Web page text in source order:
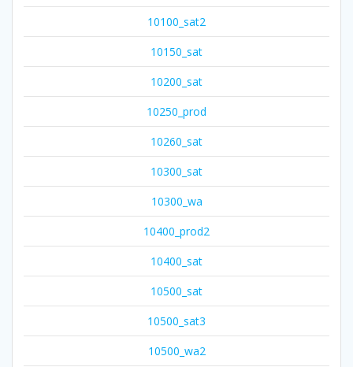
10100_sat2
10150_sat
10200_sat
10250_prod
10260_sat
10300_sat
10300_wa
10400_prod2
10400_sat
10500_sat
10500_sat3
10500_wa2